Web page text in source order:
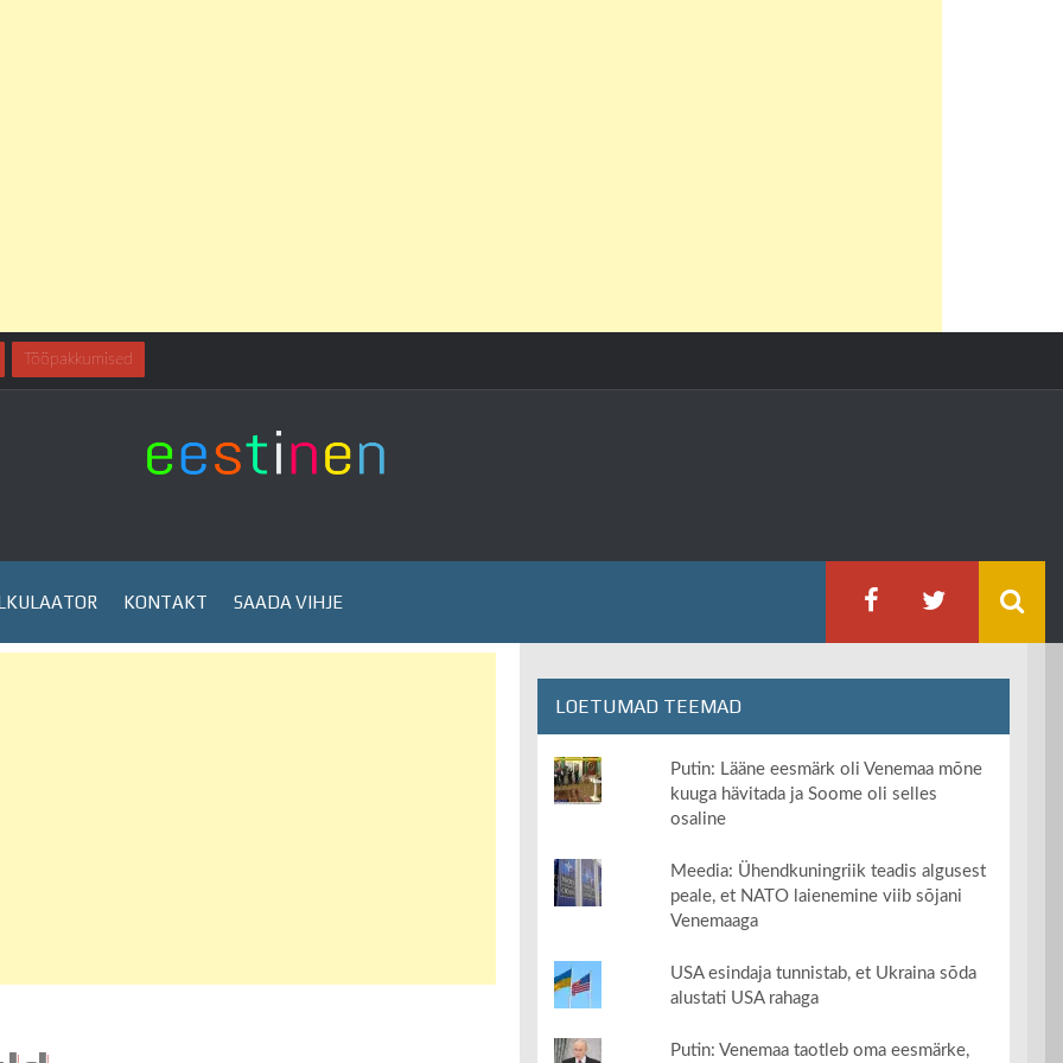
Tööpakkumised
KONTAKT SAADA VIHJE
LOETUMAD TEEMAD
Putin: Lääne eesmärk oli Venemaa mõne
kuuga hävitada ja Soome oli selles
osaline
Meedia: Ühendkuningriik teadis algusest
peale, et NATO laienemine viib sõjani
Venemaaga
USA esindaja tunnistab, et Ukraina sõda
alustati USA rahaga
Putin: Venemaa taotleb oma eesmärke,